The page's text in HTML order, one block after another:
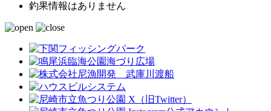
釣果情報はありません